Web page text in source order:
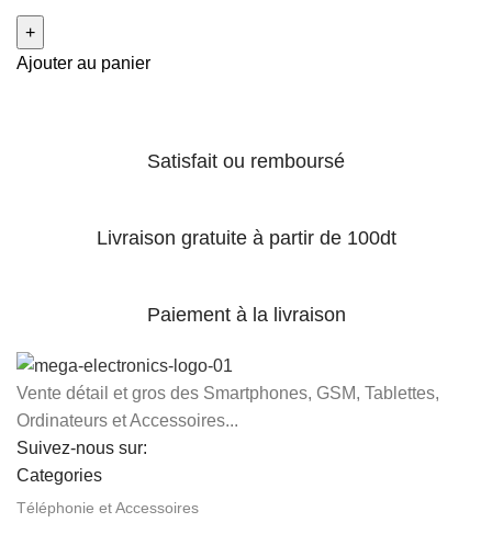
Ajouter au panier
Satisfait ou remboursé
Livraison gratuite à partir de 100dt
Paiement à la livraison
Vente détail et gros des Smartphones, GSM, Tablettes,
Ordinateurs et Accessoires...
Suivez-nous sur:
Categories
Téléphonie et Accessoires